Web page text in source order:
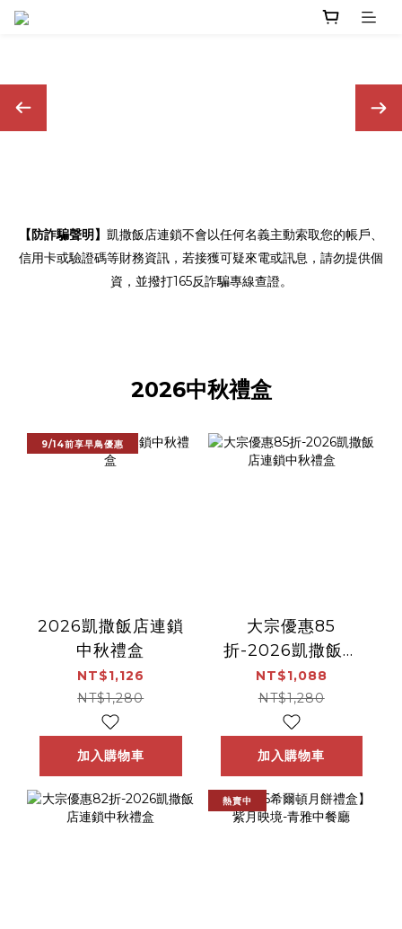
【防詐騙聲明】 凱撒飯店連鎖不會以任何名義主動索取您的帳戶、
信用卡或驗證碼等財務資訊，若接獲可疑來電或訊息，請勿提供個
資，並撥打165反詐騙專線查證。
2026中秋禮盒
9/14前享早鳥優惠
2026凱撒飯店連鎖
中秋禮盒
NT$1,126
NT$1,280
加入購物車
大宗優惠85
折-2026凱撒飯店
連鎖中秋禮盒
NT$1,088
NT$1,280
加入購物車
熱賣中